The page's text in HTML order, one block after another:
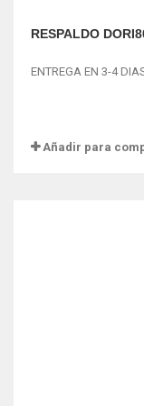
RESPALDO
ENTREGA EN 3-4
Añadir para